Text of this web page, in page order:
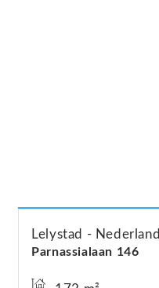
Parnassialaan 146
Lelystad Nederland